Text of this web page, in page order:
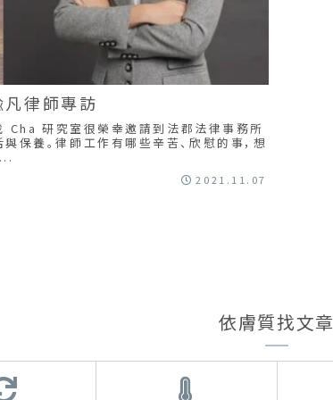
凡律師專訪
Cha 研究室很榮幸邀請到法郡法律事務所
保養。律師工作有哪些辛苦、欣慰的事，想
2021.11.07
依膚質找文章